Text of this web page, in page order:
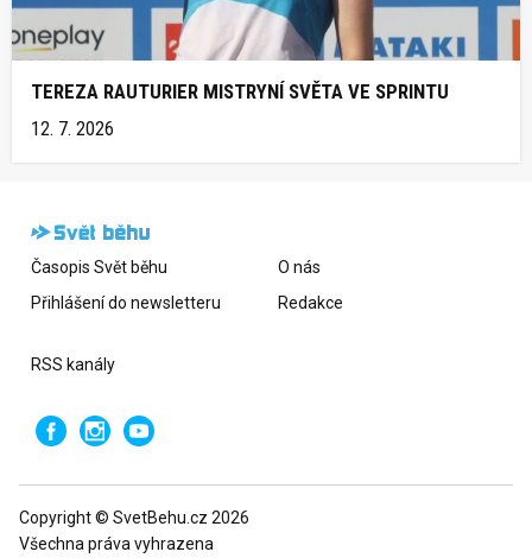
TEREZA RAUTURIER MISTRYNÍ SVĚTA VE SPRINTU
12. 7. 2026
Časopis Svět běhu
Přihlášení do newsletteru
O nás
Redakce
RSS kanály
Copyright © SvetBehu.cz 2026
Všechna práva vyhrazena